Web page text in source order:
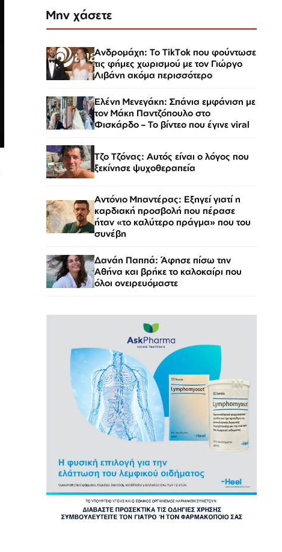
Μην χάσετε
Ανδρομάχη: Το TikTok που φούντωσε
τις φήμες χωρισμού με τον Γιώργο
Λιβάνη ακόμα περισσότερο
Ελένη Μενεγάκη: Σπάνια εμφάνιση με
τον Μάκη Παντζόπουλο στο
Φισκάρδο – Το βίντεο που έγινε viral
Τζο Τζόνας: Αυτός είναι ο λόγος που
ξεκίνησε ψυχοθεραπεία
Αντόνιο Μπαντέρας: Εξηγεί γιατί η
καρδιακή προσβολή που πέρασε
ήταν «το καλύτερο πράγμα» που του
συνέβη
Δανάη Παππά: Άφησε πίσω την
Αθήνα και βρήκε το καλοκαίρι που
όλοι ονειρευόμαστε